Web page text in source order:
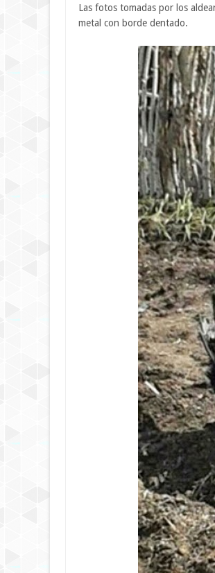
Las fotos tomadas por los
metal con borde dentado.